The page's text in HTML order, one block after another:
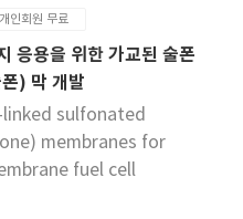
this work, we have
design parameters
for successful
work was
Innovation
Korea government
인회원 무료
응용을 위한 가교된 술폰
) 막 개발
sulfonated
membranes for
fuel cell